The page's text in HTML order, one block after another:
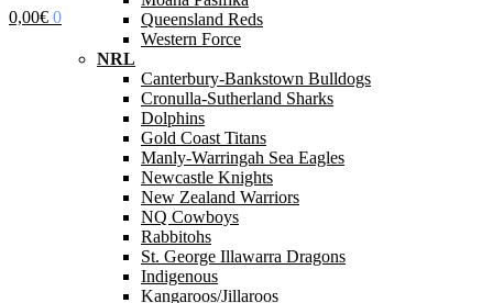
0,00€ 0
Queensland Reds
Western Force
NRL
Canterbury-Bankstown Bulldogs
Cronulla-Sutherland Sharks
Dolphins
Gold Coast Titans
Manly-Warringah Sea Eagles
Newcastle Knights
New Zealand Warriors
NQ Cowboys
Rabbitohs
St. George Illawarra Dragons
Indigenous
Kangaroos/Jillaroos